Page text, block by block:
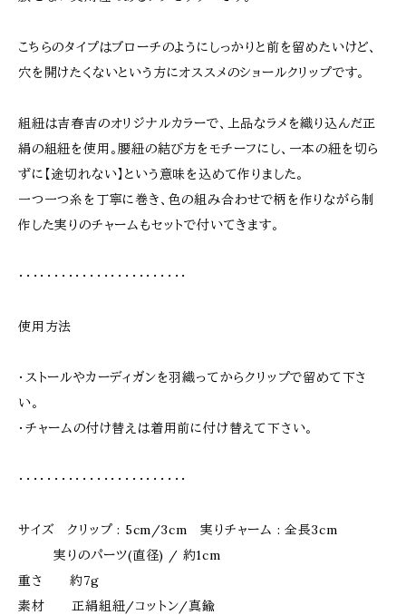
こちらのタイプはブローチのようにしっかりと前を留めたいけど、
穴を開けたくないという方にオススメのショールクリップです。
組紐は吉春吉のオリジナルカラーで、上品なラメを織り込んだ正
絹の組紐を使用。腰紐の結び方をモチーフにし、一本の紐を切ら
ずに【途切れない】という意味を込めて作りました。
一つ一つ糸を丁寧に巻き、色の組み合わせで柄を作りながら制
作した実りのチャームもセットで付いてきます。
・・・・・・・・・・・・・・・・・・・・・・・・
使用方法
・ストールやカーディガンを羽織ってからクリップで留めて下さ
い。
・チャームの付け替えは着用前に付け替えて下さい。
・・・・・・・・・・・・・・・・・・・・・・・・
サイズ クリップ : 5cm/3cm 実りチャーム : 全長3cm
実りのパーツ(直径) / 約1cm
重さ 約7g
素材 正絹組紐/コットン/真鍮